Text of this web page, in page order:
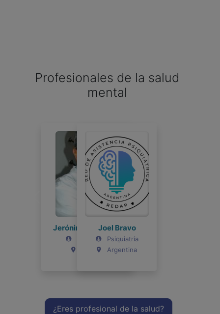
Profesionales de la salud
mental
Joel Bravo
Psiquiatría
Argentina
¿Eres profesional de la salud?